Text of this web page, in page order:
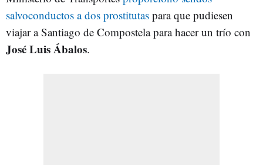
salvoconductos a dos prostitutas para que pudiesen
viajar a Santiago de Compostela para hacer un trío con
José Luis Ábalos.